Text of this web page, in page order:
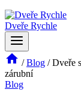
Dveře Rychle
/ Blog / Dveře
zárubní
Blog